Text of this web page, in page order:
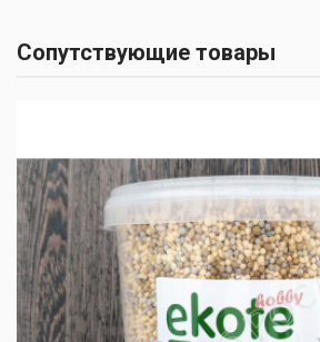
Сопутствующие товары